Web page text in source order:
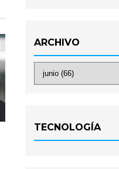
ARCHIVO
TECNOLOGÍA